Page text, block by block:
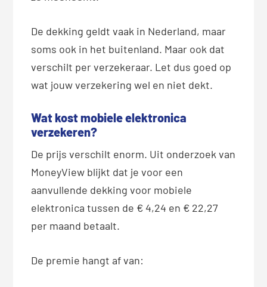
De dekking geldt vaak in Nederland, maar
soms ook in het buitenland. Maar ook dat
verschilt per verzekeraar. Let dus goed op
wat jouw verzekering wel en niet dekt.
Wat kost mobiele elektronica
verzekeren?
De prijs verschilt enorm. Uit onderzoek van
MoneyView blijkt dat je voor een
aanvullende dekking voor mobiele
elektronica tussen de € 4,24 en € 22,27
per maand betaalt.
De premie hangt af van: